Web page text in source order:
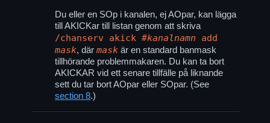
Du eller en SOp i kanalen, ej AOpar, kan lägga
till AKICKar till listan genom att skriva
/chanserv akick#kanalnamn add
mask, därmask är en standard banmask
tillhörande problemmakaren. Du kan ta bort
AKICKAR vid ett senare tillfälle på liknande
sett du tar bort AOpar eller SOpar. (See
section 8.)